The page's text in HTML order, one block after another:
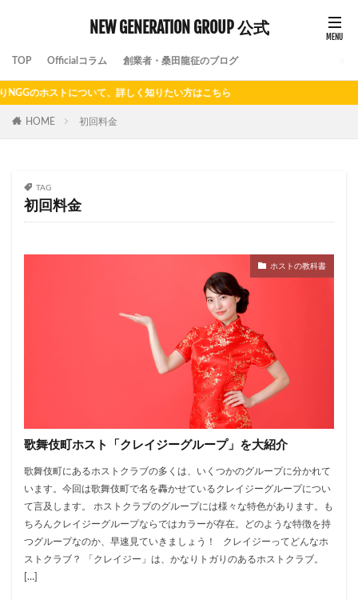
NEW GENERATION GROUP 公式
TOP Officialコラム 創業者・桑田龍征のブログ
のホストについて、詳しく知りたい方はこちら
HOME 初回料金
TAG
初回料金
ホストの教科書
歌舞伎町ホスト「クレイジーグループ」を大紹介
歌舞伎町にあるホストクラブの多くは、いくつかのグループに分かれて
います。今回は歌舞伎町で名を轟かせているクレイジーグループについ
て言及します。 ホストクラブのグループには様々な特色があります。も
ちろんクレイジーグループならではカラーが存在。どのような特徴を持
つグループなのか、早速見ていきましょう！ クレイジーってどんなホ
ストクラブ？ 「クレイジー」は、かなりトガりのあるホストクラブ。
[…]